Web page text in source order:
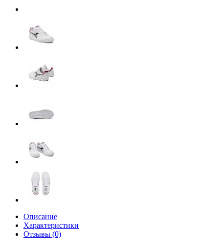
Описание
Характеристики
Отзывы (0)